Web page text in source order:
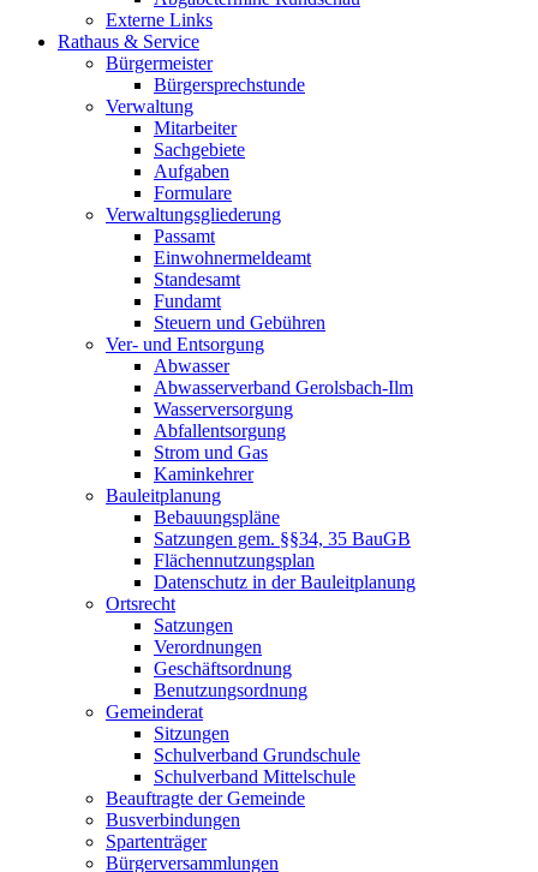
Externe Links
Rathaus & Service
Bürgermeister
Bürgersprechstunde
Verwaltung
Mitarbeiter
Sachgebiete
Aufgaben
Formulare
Verwaltungsgliederung
Passamt
Einwohnermeldeamt
Standesamt
Fundamt
Steuern und Gebühren
Ver- und Entsorgung
Abwasser
Abwasserverband Gerolsbach-Ilm
Wasserversorgung
Abfallentsorgung
Strom und Gas
Kaminkehrer
Bauleitplanung
Bebauungspläne
Satzungen gem. §§34, 35 BauGB
Flächennutzungsplan
Datenschutz in der Bauleitplanung
Ortsrecht
Satzungen
Verordnungen
Geschäftsordnung
Benutzungsordnung
Gemeinderat
Sitzungen
Schulverband Grundschule
Schulverband Mittelschule
Beauftragte der Gemeinde
Busverbindungen
Spartenträger
Bürgerversammlungen